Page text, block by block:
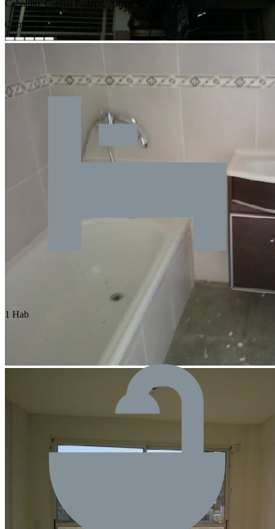
Caballito, Capital Federal, Argentina
Compartir
1 Hab